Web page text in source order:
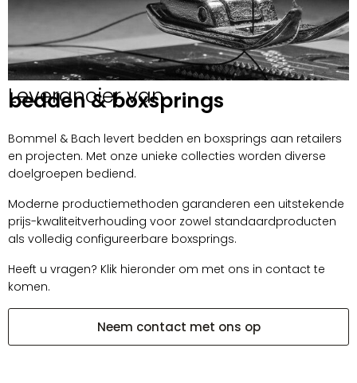
Leverancier van
bedden & boxsprings
Bommel & Bach levert bedden en boxsprings aan retailers
en projecten. Met onze unieke collecties worden diverse
doelgroepen bediend.
Moderne productiemethoden garanderen een uitstekende
prijs-kwaliteitverhouding voor zowel standaardproducten
als volledig configureerbare boxsprings.
Heeft u vragen? Klik hieronder om met ons in contact te
komen.
Neem contact met ons op